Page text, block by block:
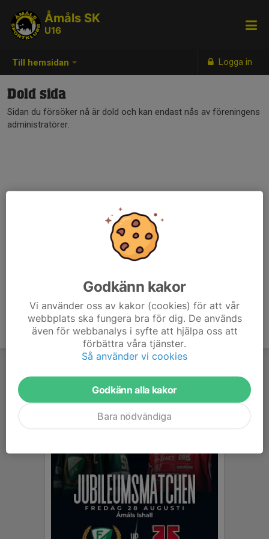
Till hemsidan Logga in
Åmåls SK
U16
Dold sida
Sidan du försöker nå är dold och kan endast nås av föreningens
administratörer.
Godkänn kakor
Vi använder oss av kakor (cookies) för att vår
webbplats ska fungera bra för dig. De används
även för webbanalys i syfte att hjälpa oss att
förbättra våra tjänster.
Så använder vi cookies
Godkänn alla kakor
Bara nödvändiga